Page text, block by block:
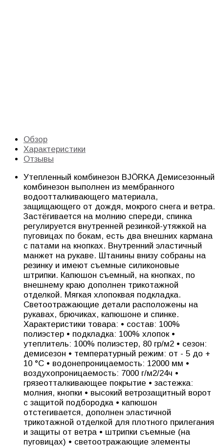
Обзор
Характеристики
Отзывы
Утепленный комбинезон BJÖRKA Демисезонный
комбинезон выполнен из мембранного
водоотталкивающего материала,
защищающего от дождя, мокрого снега и ветра.
Застёгивается на молнию спереди, спинка
регулируется внутренней резинкой-утяжкой на
пуговицах по бокам, есть два внешних кармана
с патами на кнопках. Внутренний эластичный
манжет на рукаве. Штанины внизу собраны на
резинку и имеют съемные силиконовые
штрипки. Капюшон съемный, на кнопках, по
внешнему краю дополнен трикотажной
отделкой. Мягкая хлопоквая подкладка.
Светоотражающие детали расположены на
рукавах, брючиках, капюшоне и спинке.
Характеристики товара: • состав: 100%
полиэстер • подкладка: 100% хлопок •
утеплитель: 100% полиэстер, 80 гр/м2 • сезон:
демисезон • температурный режим: от - 5 до +
10 °C • водонепроницаемость: 12000 мм •
воздухопроницаемость: 7000 г/м2/24ч •
грязеотталкивающее покрытие • застежка:
молния, кнопки • высокий ветрозащитный ворот
с защитой подбородка • капюшон
отстегивается, дополнен эластичной
трикотажной отделкой для плотного прилегания
и защиты от ветра • штрипки съемные (на
пуговицах) • светоотражающие элементы